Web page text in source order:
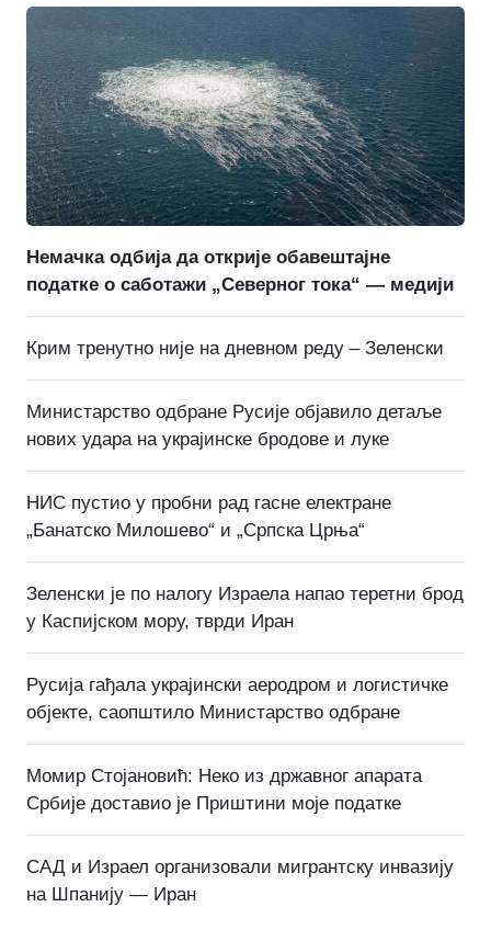
Немачка одбија да открије обавештајне
податке о саботажи „Северног тока“ — медији
Крим тренутно није на дневном реду – Зеленски
Министарство одбране Русије објавило детаље
нових удара на украјинске бродове и луке
НИС пустио у пробни рад гасне електране
„Банатско Милошево“ и „Српска Црња“
Зеленски је по налогу Израела напао теретни брод
у Каспијском мору, тврди Иран
Русија гађала украјински аеродром и логистичке
објекте, саопштило Министарство одбране
Момир Стојановић: Неко из државног апарата
Србије доставио је Приштини моје податке
САД и Израел организовали мигрантску инвазију
на Шпанију — Иран